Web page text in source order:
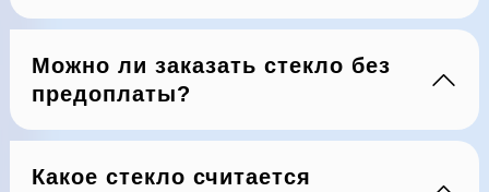
Можно ли заказать стекло без
предоплаты?
Какое стекло считается